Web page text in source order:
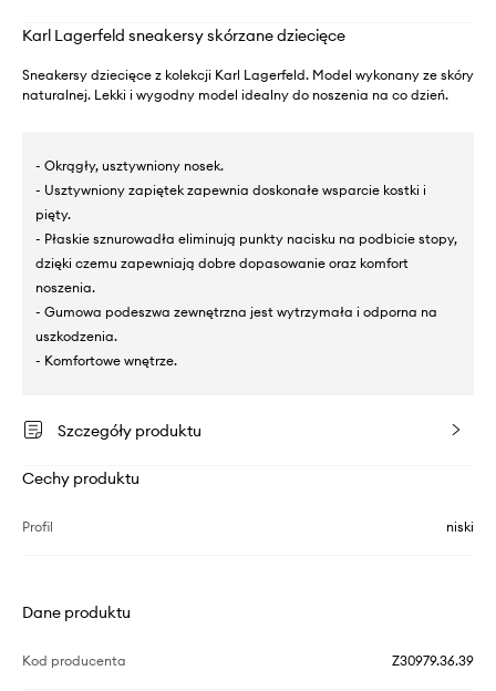
Karl Lagerfeld sneakersy skórzane dziecięce
Sneakersy dziecięce z kolekcji Karl Lagerfeld. Model wykonany ze skóry
naturalnej. Lekki i wygodny model idealny do noszenia na co dzień.
- Okrągły, usztywniony nosek.
- Usztywniony zapiętek zapewnia doskonałe wsparcie kostki i
pięty.
- Płaskie sznurowadła eliminują punkty nacisku na podbicie stopy,
dzięki czemu zapewniają dobre dopasowanie oraz komfort
noszenia.
- Gumowa podeszwa zewnętrzna jest wytrzymała i odporna na
uszkodzenia.
- Komfortowe wnętrze.
Szczegóły produktu
Cechy produktu
Profil niski
Dane produktu
Kod producenta Z30979.36.39